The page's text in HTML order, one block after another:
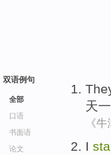
双语例句
全部
口语
书面语
论文
天一
《
I